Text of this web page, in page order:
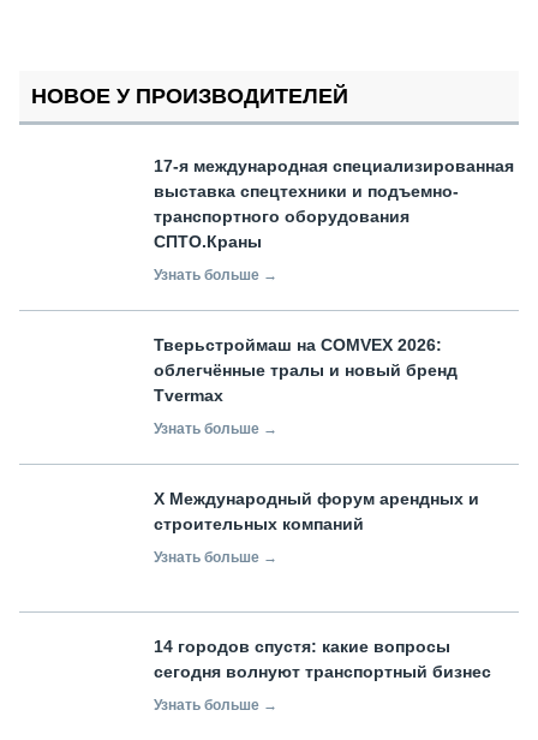
НОВОЕ У ПРОИЗВОДИТЕЛЕЙ
17-я международная специализированная
выставка спецтехники и подъемно-
транспортного оборудования
СПТО.Краны
Узнать больше →
Тверьстроймаш на COMVEX 2026:
облегчённые тралы и новый бренд
Tvermax
Узнать больше →
X Международный форум арендных и
строительных компаний
Узнать больше →
14 городов спустя: какие вопросы
сегодня волнуют транспортный бизнес
Узнать больше →